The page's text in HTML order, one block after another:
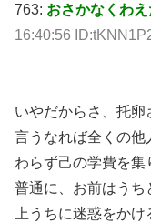
763: おさかなくわ
16:40:56
いやだからさ、托卵
言うなれば全くの他
わらず己の学費を集
普通に、お前はうち
上うちに迷惑をかけ